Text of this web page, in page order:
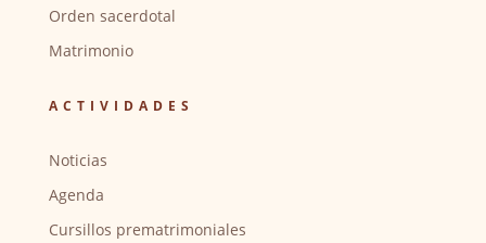
Orden sacerdotal
Matrimonio
ACTIVIDADES
Noticias
Agenda
Cursillos prematrimoniales